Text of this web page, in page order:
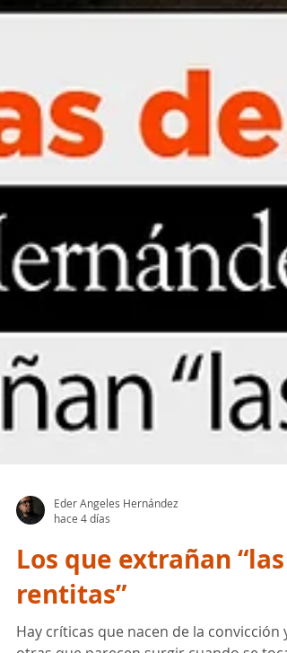
Eder Angeles Hernández
hace 4 días
Los que extrañan “las